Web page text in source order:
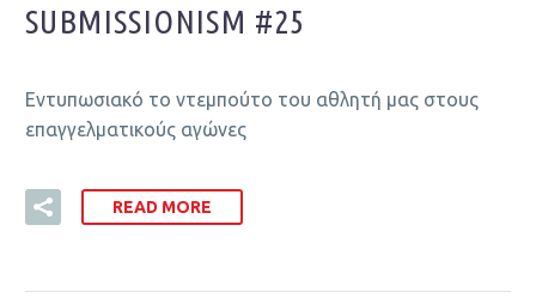
SUBMISSIONISM #25
Εντυπωσιακό το ντεμπούτο του αθλητή μας στους
επαγγελματικούς αγώνες
READ MORE